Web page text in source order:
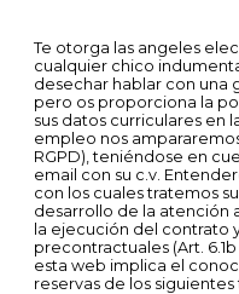
Te otorga las angeles
cualquier chico
desechar hablar con una
pero os proporciona la
sus datos curriculares en
empleo nos
RGPD), teniéndose en
email con su c.v.
con los cuales tratemos
desarrollo de la atención
la ejecución del contrato
precontractuales (Art.
esta web implica el
reservas de los